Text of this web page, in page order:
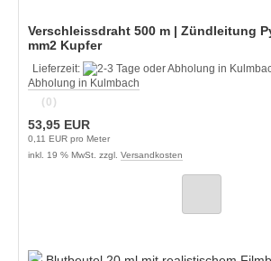
Verschleissdraht 500 m | Zündleitung
mm2 Kupfer
Lieferzeit:
Abholung in Kulmbach
(0)
53,95 EUR
0,11 EUR pro Meter
inkl. 19 % MwSt. zzgl. Versandkosten